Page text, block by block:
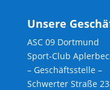
Unsere
ASC 09 Dortmund
Sport-Club
– Geschäftsstelle –
Schwerter Straße